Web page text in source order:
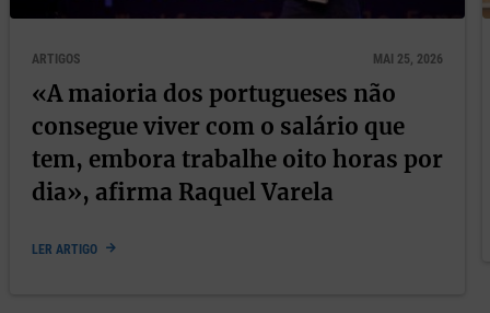
pessoas inspiradoras conseguiram. E se elas
pessoas em Uma luz na noite escura. E o que é que
concentraram toda a sua energia, paixão, determinação
vivem sozinhas e sofrem com a solidão? Quem melhor
ARTIGOS MAI 25, 2026
«A maioria dos portugueses não
consegue viver com o salário que
tem, embora trabalhe oito horas por
dia», afirma Raquel Varela
LER ARTIGO